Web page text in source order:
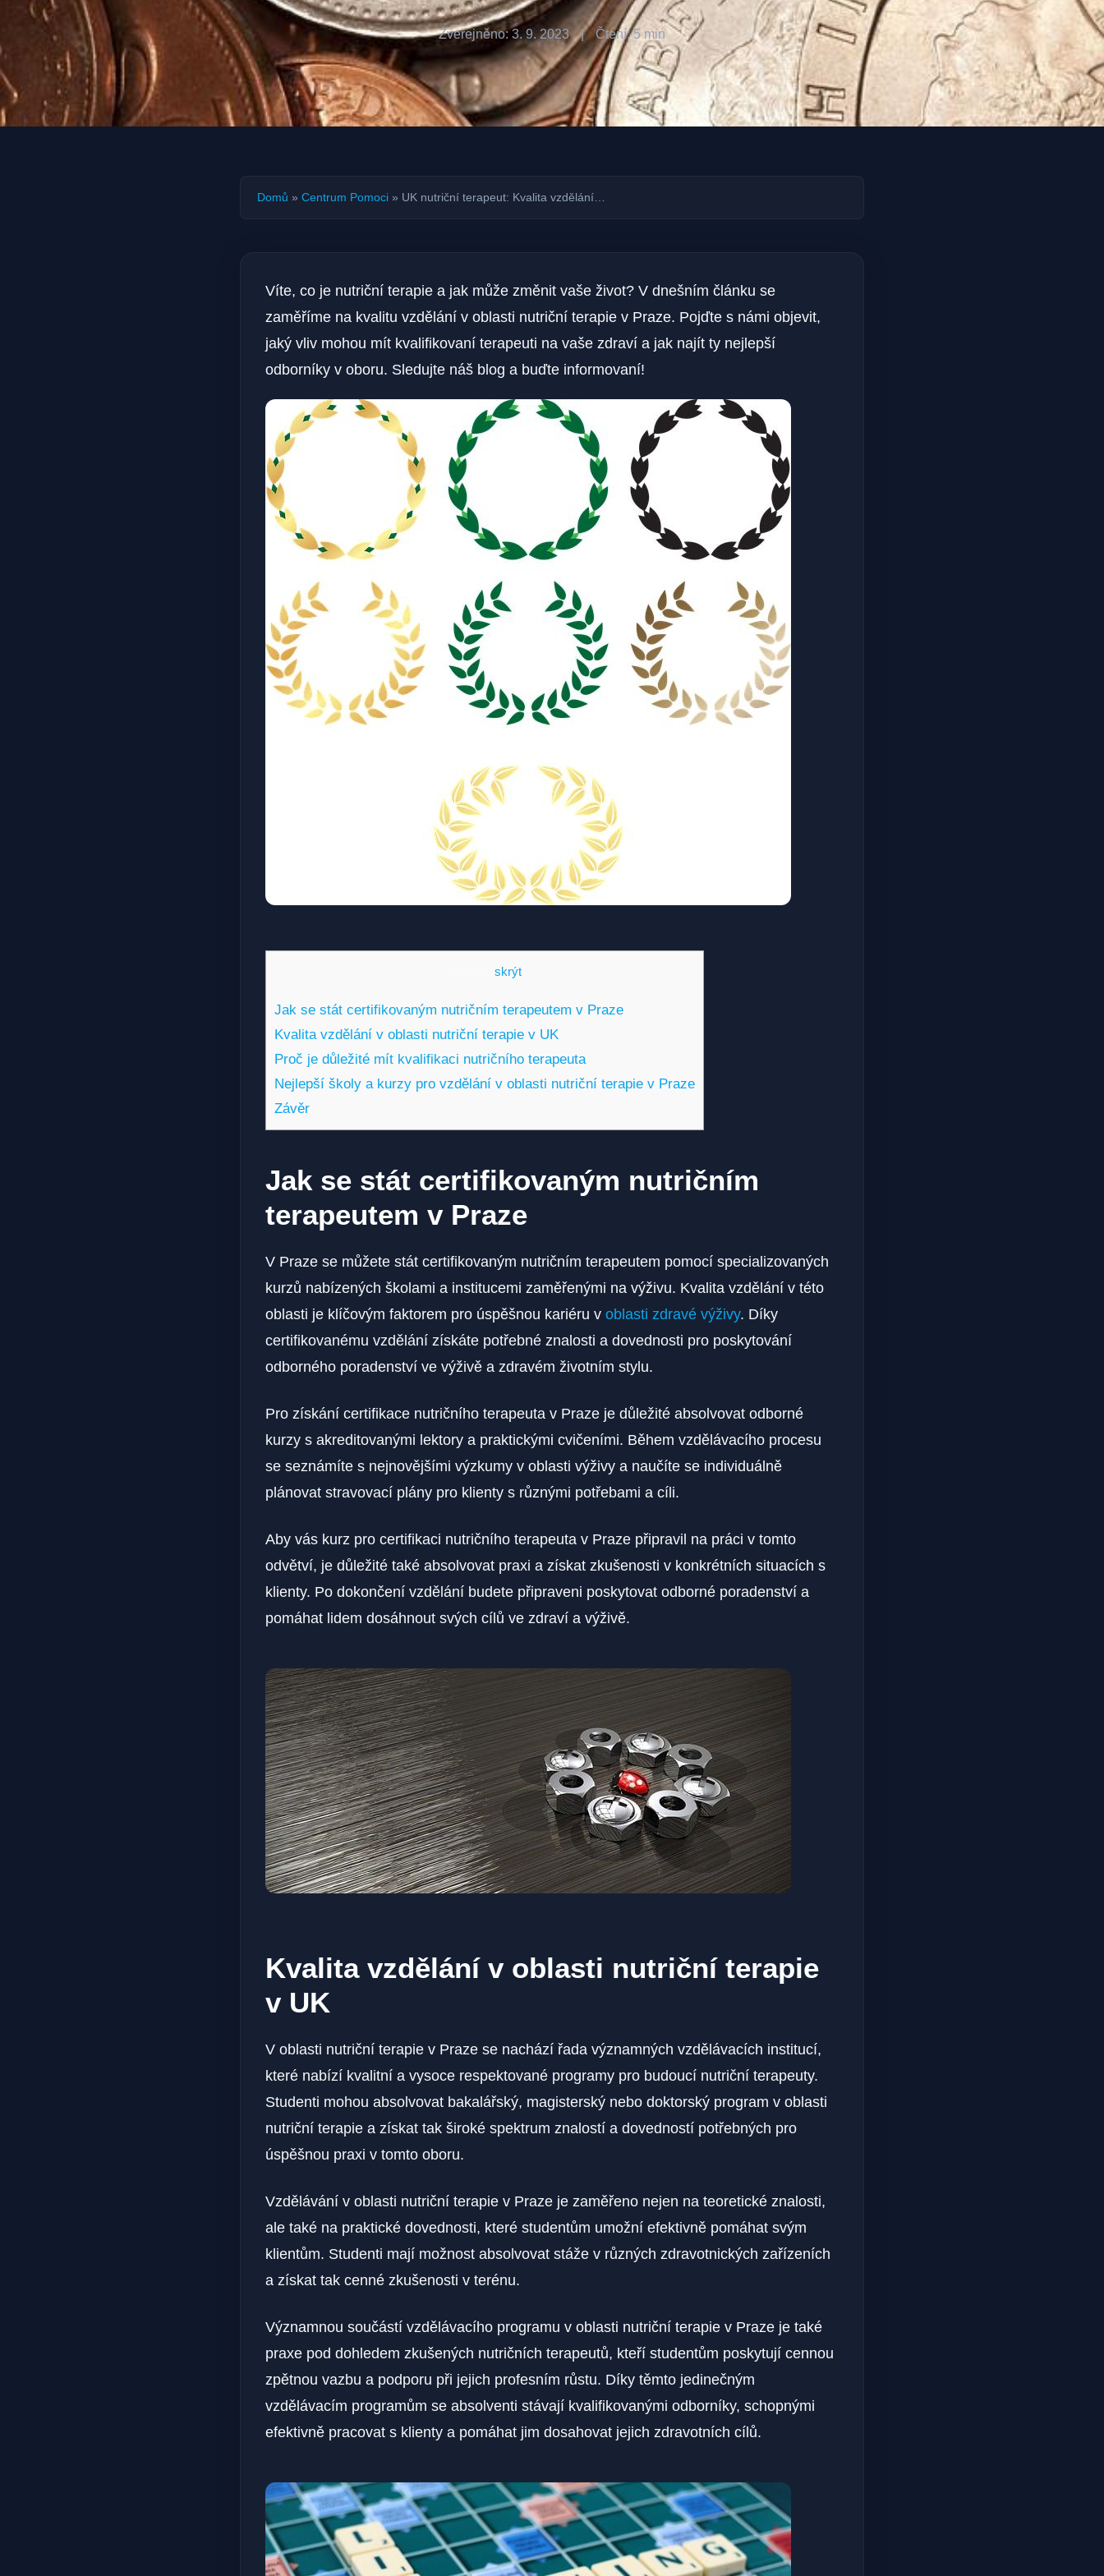
Zveřejněno: 3. 9. 2023 | Čtení: 5 min
Domů » Centrum Pomoci » UK nutriční terapeut: Kvalita vzdělání…
Víte, co je nutriční terapie a jak může změnit vaše život? V dnešním článku se
zaměříme na kvalitu vzdělání v oblasti nutriční terapie v Praze. Pojďte s námi objevit,
jaký vliv mohou mít kvalifikovaní terapeuti na vaše zdraví a jak najít ty nejlepší
odborníky v oboru. Sledujte náš blog a buďte informovaní!
skrýt]
Jak se stát certifikovaným nutričním terapeutem v Praze
Kvalita vzdělání v oblasti nutriční terapie v UK
Proč je důležité mít kvalifikaci nutričního terapeuta
Nejlepší školy a kurzy pro vzdělání v oblasti nutriční terapie v Praze
Závěr
Jak se stát certifikovaným nutričním
terapeutem v Praze
V Praze se můžete stát certifikovaným nutričním terapeutem pomocí specializovaných
kurzů nabízených školami a institucemi zaměřenými na výživu. Kvalita vzdělání v této
oblasti je klíčovým faktorem pro úspěšnou kariéru v oblasti zdravé výživy. Díky
certifikovanému vzdělání získáte potřebné znalosti a dovednosti pro poskytování
odborného poradenství ve výživě a zdravém životním stylu.
Pro získání certifikace nutričního terapeuta v Praze je důležité absolvovat odborné
kurzy s akreditovanými lektory a praktickými cvičeními. Během vzdělávacího procesu
se seznámíte s nejnovějšími výzkumy v oblasti výživy a naučíte se individuálně
plánovat stravovací plány pro klienty s různými potřebami a cíli.
Aby vás kurz pro certifikaci nutričního terapeuta v Praze připravil na práci v tomto
odvětví, je důležité také absolvovat praxi a získat zkušenosti v konkrétních situacích s
klienty. Po dokončení vzdělání budete připraveni poskytovat odborné poradenství a
pomáhat lidem dosáhnout svých cílů ve zdraví a výživě.
Kvalita vzdělání v oblasti nutriční terapie
v UK
V oblasti nutriční terapie v Praze se nachází řada významných vzdělávacích institucí,
které nabízí kvalitní a vysoce respektované programy pro budoucí nutriční terapeuty.
Studenti mohou absolvovat bakalářský, magisterský nebo doktorský program v oblasti
nutriční terapie a získat tak široké spektrum znalostí a dovedností potřebných pro
úspěšnou praxi v tomto oboru.
Vzdělávání v oblasti nutriční terapie v Praze je zaměřeno nejen na teoretické znalosti,
ale také na praktické dovednosti, které studentům umožní efektivně pomáhat svým
klientům. Studenti mají možnost absolvovat stáže v různých zdravotnických zařízeních
a získat tak cenné zkušenosti v terénu.
Významnou součástí vzdělávacího programu v oblasti nutriční terapie v Praze je také
praxe pod dohledem zkušených nutričních terapeutů, kteří studentům poskytují cennou
zpětnou vazbu a podporu při jejich profesním růstu. Díky těmto jedinečným
vzdělávacím programům se absolventi stávají kvalifikovanými odborníky, schopnými
efektivně pracovat s klienty a pomáhat jim dosahovat jejich zdravotních cílů.